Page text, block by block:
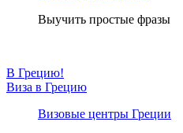
Выучить простые фразы
В Грецию!
Виза в Грецию
Визовые центры Греции